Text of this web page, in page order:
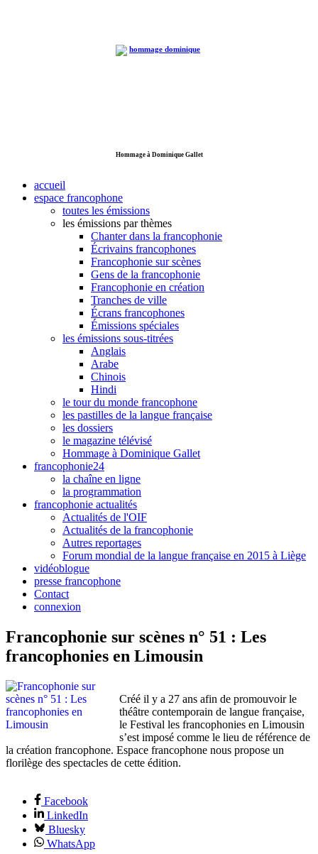
Hommage à Dominique Gallet
accueil
espace francophone
toutes les émissions
les émissions par thèmes
Chanter dans la francophonie
Écrivains francophones
Francophonie sur scènes
Gens de la francophonie
Francophonie en création
Tranches de ville
Écrans francophones
Émissions spéciales
les émissions sous-titrées
Anglais
Arabe
Chinois
Hindi
le tour du monde francophone
les pastilles de la langue française
les dossiers
le magazine télévisé
Hommage à Dominique Gallet
francophonie24
la chaîne en ligne
la programmation
francophonie actualités
Actualités de l'OIF
Actualités de la francophonie
Autres reportages
Forum mondial de la langue française en 2015 à Liège
vidéoblogue
presse francophone
Contact
connexion
Francophonie sur scènes n° 51 : Les
francophonies en Limousin
Créé il y a 27 ans afin de promouvoir le
théâtre contemporain de langue française,
le Festival les francophonies en Limousin
s’est imposé comme le lieu de référence de
la création francophone. Espace francophone nous propose un
florilège des spectacles de cette édition.
Facebook
LinkedIn
Bluesky
WhatsApp